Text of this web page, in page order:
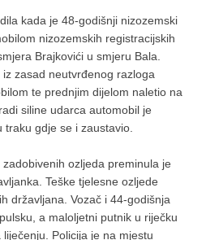
kada je 48-godišnji nizozemski
nizozemskih registracijskih
Brajkovići u smjeru Bala.
zasad neutvrđenog razloga
te prednjim dijelom naletio na
siline udarca automobil je
gdje se i zaustavio.
ozljeda preminula je
Teške tjelesne ozljede
državljana. Vozač i 44-godišnja
a maloljetni putnik u riječku
Policija je na mjestu